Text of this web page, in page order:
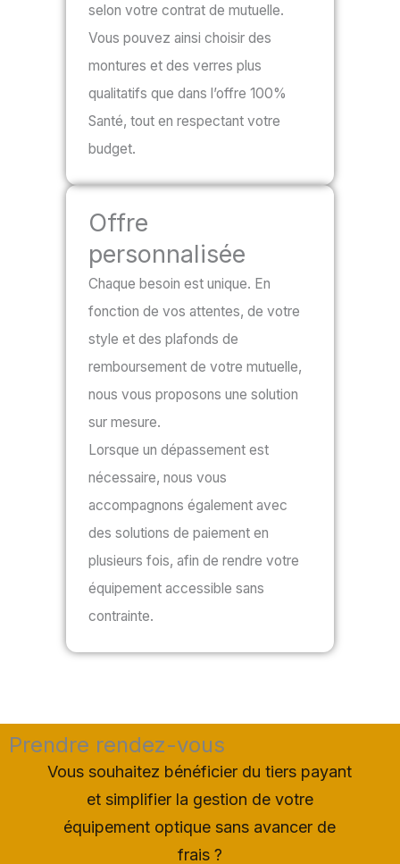
selon votre contrat de mutuelle.
Vous pouvez ainsi choisir des
montures et des verres plus
qualitatifs que dans l’offre 100%
Santé, tout en respectant votre
budget.
Offre
personnalisée
Chaque besoin est unique. En
fonction de vos attentes, de votre
style et des plafonds de
remboursement de votre mutuelle,
nous vous proposons une solution
sur mesure.
Lorsque un dépassement est
nécessaire, nous vous
accompagnons également avec
des solutions de paiement en
plusieurs fois, afin de rendre votre
équipement accessible sans
contrainte.
Prendre rendez-vous
Vous souhaitez bénéficier du tiers payant
et simplifier la gestion de votre
équipement optique sans avancer de
frais ?